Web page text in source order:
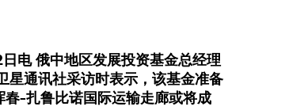
电 俄中地区发展投资基金总经理
星通讯社采访时表示，该基金准备
-扎鲁比诺国际运输走廊或将成